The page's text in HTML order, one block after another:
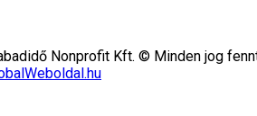
Nonprofit Kft. © Minden jog